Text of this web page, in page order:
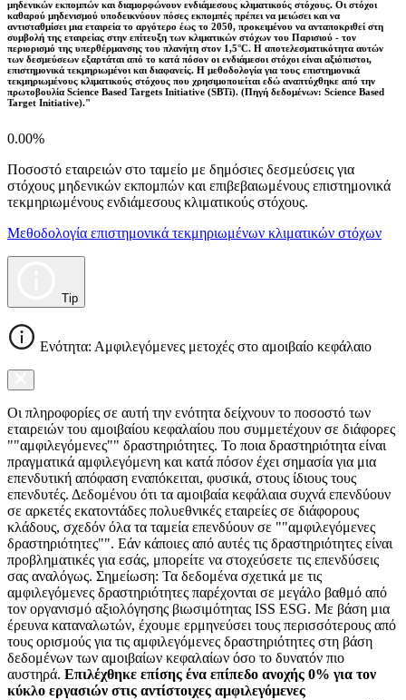
μηδενικών εκπομπών και διαμορφώνουν ενδιάμεσους κλιματικούς στόχους. Οι στόχοι
καθαρού μηδενισμού υποδεικνύουν πόσες εκπομπές πρέπει να μειώσει και να
αντισταθμίσει μια εταιρεία το αργότερο έως το 2050, προκειμένου να ανταποκριθεί στη
συμβολή της εταιρείας στην επίτευξη των κλιματικών στόχων του Παρισιού - τον
περιορισμό της υπερθέρμανσης του πλανήτη στον 1,5°C. Η αποτελεσματικότητα αυτών
των δεσμεύσεων εξαρτάται από το κατά πόσον οι ενδιάμεσοι στόχοι είναι αξιόπιστοι,
επιστημονικά τεκμηριωμένοι και διαφανείς. Η μεθοδολογία για τους επιστημονικά
τεκμηριωμένους κλιματικούς στόχους που χρησιμοποιείται εδώ αναπτύχθηκε από την
πρωτοβουλία Science Based Targets Initiative (SBTi). (Πηγή δεδομένων: Science Based
Target Initiative)."
0.00%
Ποσοστό εταιρειών στο ταμείο με δημόσιες δεσμεύσεις για
στόχους μηδενικών εκπομπών και επιβεβαιωμένους επιστημονικά
τεκμηριωμένους ενδιάμεσους κλιματικούς στόχους.
Μεθοδολογία επιστημονικά τεκμηριωμένων κλιματικών στόχων
Tip
Ενότητα: Αμφιλεγόμενες μετοχές στο αμοιβαίο κεφάλαιο
Οι πληροφορίες σε αυτή την ενότητα δείχνουν το ποσοστό των
εταιρειών του αμοιβαίου κεφαλαίου που συμμετέχουν σε διάφορες
""αμφιλεγόμενες"" δραστηριότητες. Το ποια δραστηριότητα είναι
πραγματικά αμφιλεγόμενη και κατά πόσον έχει σημασία για μια
επενδυτική απόφαση εναπόκειται, φυσικά, στους ίδιους τους
επενδυτές. Δεδομένου ότι τα αμοιβαία κεφάλαια συχνά επενδύουν
σε αρκετές εκατοντάδες πολυεθνικές εταιρείες σε διάφορους
κλάδους, σχεδόν όλα τα ταμεία επενδύουν σε ""αμφιλεγόμενες
δραστηριότητες"". Εάν κάποιες από αυτές τις δραστηριότητες είναι
προβληματικές για εσάς, μπορείτε να στοχεύσετε τις επενδύσεις
σας αναλόγως. Σημείωση: Τα δεδομένα σχετικά με τις
αμφιλεγόμενες δραστηριότητες παρέχονται σε μεγάλο βαθμό από
τον οργανισμό αξιολόγησης βιωσιμότητας ISS ESG. Με βάση μια
έρευνα καταναλωτών, έχουμε ερμηνεύσει τους περισσότερους από
τους ορισμούς για τις αμφιλεγόμενες δραστηριότητες στη βάση
δεδομένων των αμοιβαίων κεφαλαίων όσο το δυνατόν πιο
αυστηρά. Επιλέχθηκε επίσης ένα επίπεδο ανοχής 0% για τον
κύκλο εργασιών στις αντίστοιχες αμφιλεγόμενες